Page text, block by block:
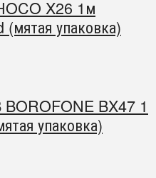
X26 1м
упаковка)
BX47 1
упаковка)